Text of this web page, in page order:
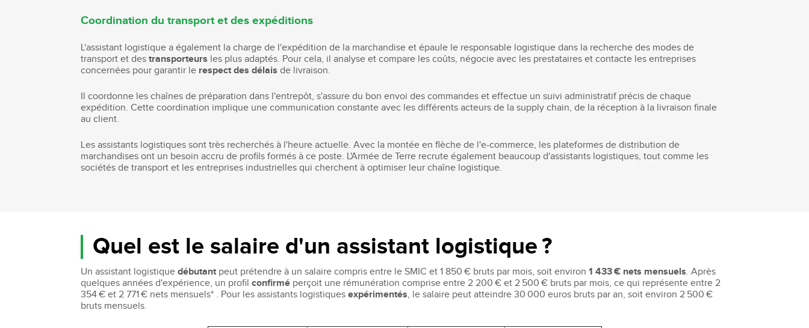
Coordination du transport et des expéditions
L'assistant logistique a également la charge de l'expédition de la marchandise et épaule le responsable logistique dans la recherche des modes de
transport et destransporteurs les plus adaptés. Pour cela, il analyse et compare les coûts, négocie avec les prestataires et contacte les entreprises
concernées pour garantir le respect des délais de livraison.
Il coordonne les chaînes de préparation dans l'entrepôt, s'assure du bon envoi des commandes et effectue un suivi administratif précis de chaque
expédition. Cette coordination implique une communication constante avec les différents acteurs de la supply chain, de la réception à la livraison finale
au client.
Les assistants logistiques sont très recherchés à l'heure actuelle. Avec la montée en flèche de l'e-commerce, les plateformes de distribution de
marchandises ont un besoin accru de profils formés à ce poste. L'Armée de Terre recrute également beaucoup d'assistants logistiques, tout comme les
sociétés de transport et les entreprises industrielles qui cherchent à optimiser leur chaîne logistique.
Quel est le salaire d'un assistant logistique ?
Un assistant logistiquedébutant peut prétendre à un salaire compris entre le SMIC et 1 850 € bruts par mois, soit environ1 433 € nets mensuels. Après
quelques années d'expérience, un profilconfirmé perçoit une rémunération comprise entre 2 200 € et 2 500 € bruts par mois, ce qui représente entre 2
354 € et 2 771 € nets mensuels* . Pour les assistants logistiquesexpérimentés, le salaire peut atteindre 30 000 euros bruts par an, soit environ 2 500 €
bruts mensuels.